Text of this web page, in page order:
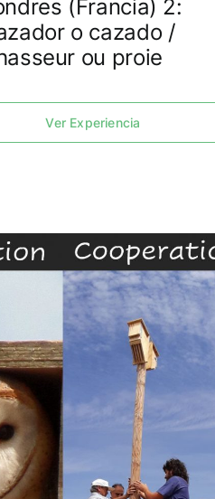
(Francia) 2:
o cazado /
ou proie
Ver Experiencia